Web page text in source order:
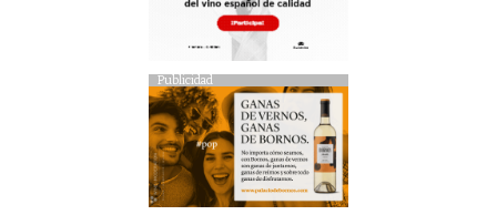
Publicidad